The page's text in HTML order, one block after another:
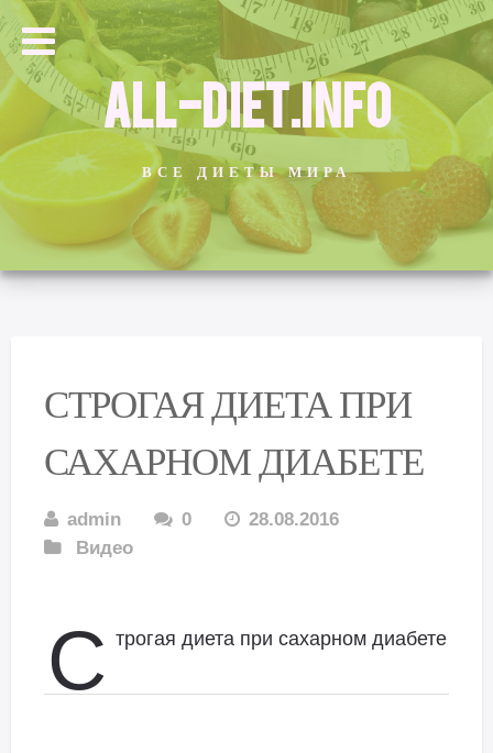
ALL-DIET.INFO
ВСЕ ДИЕТЫ МИРА
СТРОГАЯ ДИЕТА ПРИ
САХАРНОМ ДИАБЕТЕ
admin 0
28.08.2016
Видео
С трогая диета при сахарном диабете